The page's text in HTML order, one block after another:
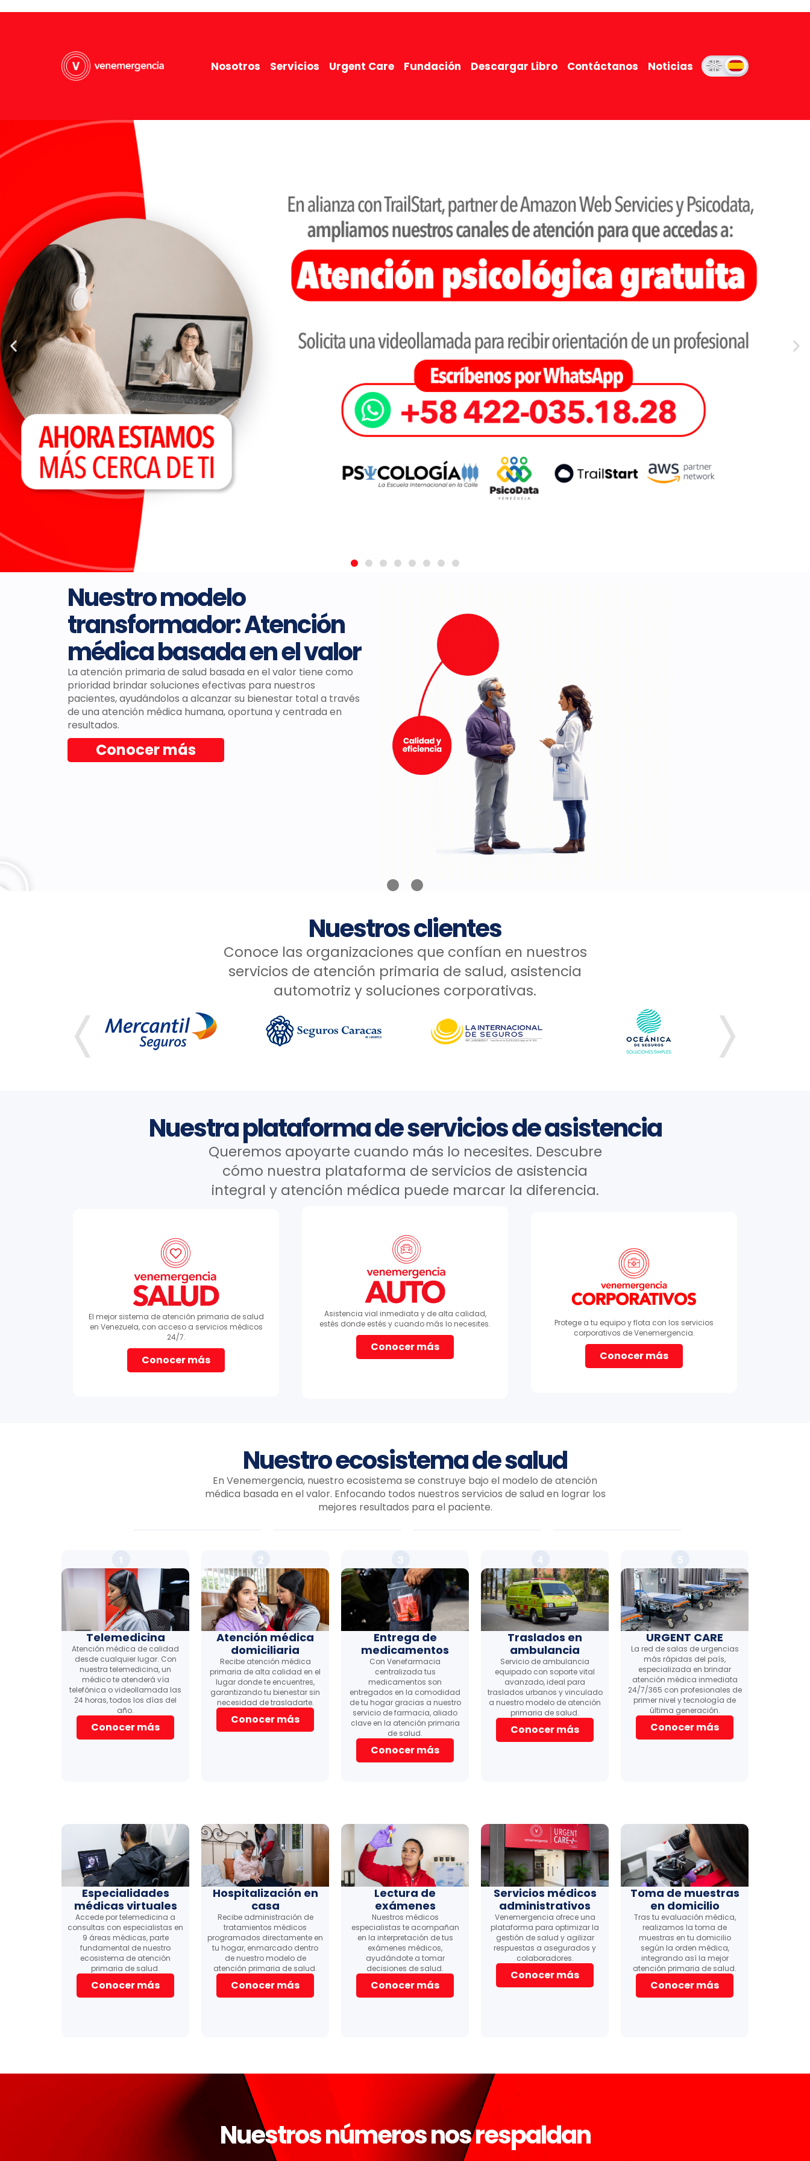
Nosotros Servicios Urgent Care Fundación Descargar Libro Contáctanos Noticias
Nuestro modelo
transformador: Atención
médica basada en el valor
La atención primaria de salud basada en el valor tiene como
prioridad brindar soluciones efectivas para nuestros
pacientes, ayudándolos a alcanzar su bienestar total a través
de una atención médica humana, oportuna y centrada en
resultados.
Conocer más
Nuestros clientes
Conoce las organizaciones que confían en nuestros
servicios de atención primaria de salud, asistencia
automotriz y soluciones corporativas.
Nuestra plataforma de servicios de asistencia
Queremos apoyarte cuando más lo necesites. Descubre
cómo nuestra plataforma de servicios de asistencia
integral y atención médica puede marcar la diferencia.
El mejor sistema de atención primaria de salud
en Venezuela, con acceso a servicios médicos
24/7.
Conocer más
Asistencia vial inmediata y de alta calidad,
estés donde estés y cuando más lo necesites.
Conocer más
Protege a tu equipo y flota con los servicios
corporativos de Venemergencia.
Conocer más
Nuestro ecosistema de salud
En Venemergencia, nuestro ecosistema se construye bajo el modelo de atención
médica basada en el valor. Enfocando todos nuestros servicios de salud en lograr los
mejores resultados para el paciente.
Telemedicina
Atención médica de calidad
desde cualquier lugar. Con
nuestra telemedicina, un
médico te atenderá vía
telefónica o videollamada las
24 horas, todos los días del
año.
Conocer más
Atención médica
domiciliaria
Recibe atención médica
primaria de alta calidad en el
lugar donde te encuentres,
garantizando tu bienestar sin
necesidad de trasladarte.
Conocer más
Entrega de
medicamentos
Con Venefarmacia
centralizada tus
medicamentos son
entregados en la comodidad
de tu hogar gracias a nuestro
servicio de farmacia, aliado
clave en la atención primaria
de salud.
Conocer más
Traslados en
ambulancia
Servicio de ambulancia
equipado con soporte vital
avanzado, ideal para
traslados urbanos y vinculado
a nuestro modelo de atención
primaria de salud.
Conocer más
URGENT CARE
La red de salas de urgencias
más rápidas del país,
especializada en brindar
atención médica inmediata
24/7/365 con profesionales de
primer nivel y tecnología de
última generación.
Conocer más
Especialidades
médicas virtuales
Accede por telemedicina a
consultas con especialistas en
9 áreas médicas, parte
fundamental de nuestro
ecosistema de atención
primaria de salud.
Conocer más
Hospitalización en
casa
Recibe administración de
tratamientos médicos
programados directamente en
tu hogar, enmarcado dentro
de nuestro modelo de
atención primaria de salud.
Conocer más
Lectura de
exámenes
Nuestros médicos
especialistas te acompañan
en la interpretación de tus
exámenes médicos,
ayudándote a tomar
decisiones de salud.
Conocer más
Servicios médicos
administrativos
Venemergencia ofrece una
plataforma para optimizar la
gestión de salud y agilizar
respuestas a asegurados y
colaboradores.
Conocer más
Toma de muestras
en domicilio
Tras tu evaluación médica,
realizamos la toma de
muestras en tu domicilio
según la orden médica,
integrando así la mejor
atención primaria de salud.
Conocer más
Nuestros números nos respaldan